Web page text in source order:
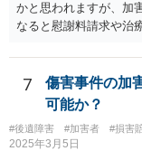
かと思われますが、加
なると慰謝料請求や治
い場合が多いです。
れることも多いため
考えられるかと思われ
7
傷害事件の加
可能か？
#後遺障害 #加害者 #損害
2025年3月5日